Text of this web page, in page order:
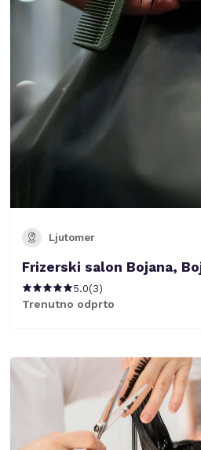
Ljutomer
Frizerski salon Bojana,
5.0(3)
Trenutno odprto